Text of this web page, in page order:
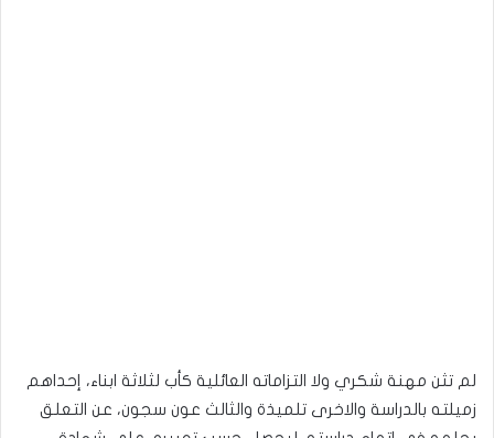
لم تثن مهنة شكري ولا التزاماته العائلية كأب لثلاثة ابناء، إحداهم
زميلته بالدراسة والاخرى تلميذة والثالث عون سجون، عن التعلق